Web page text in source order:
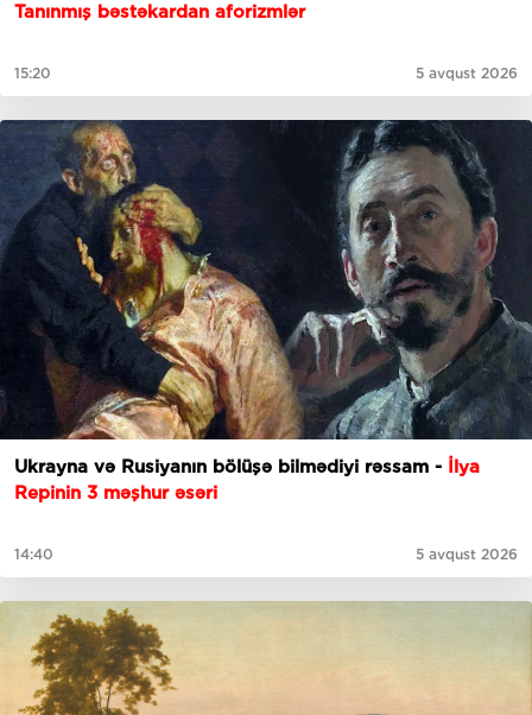
Tanınmış bəstəkardan aforizmlər
15:20 5 avqust 2026
Ukrayna və Rusiyanın bölüşə bilmədiyi rəssam - İlya
Repinin 3 məşhur əsəri
14:40 5 avqust 2026